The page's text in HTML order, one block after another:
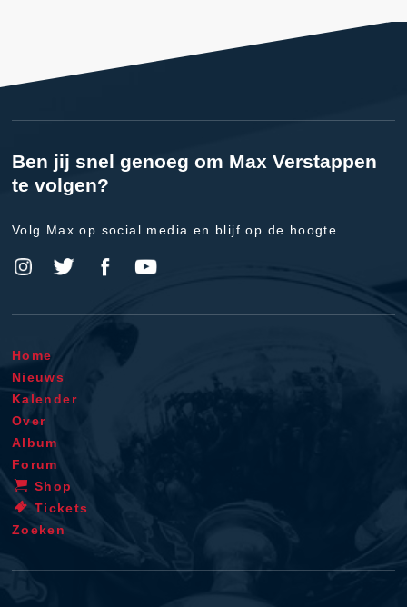
Ben jij snel genoeg om Max Verstappen
te volgen?
Volg Max op social media en blijf op de hoogte.
Home
Nieuws
Kalender
Over
Album
Forum
Shop
Tickets
Zoeken